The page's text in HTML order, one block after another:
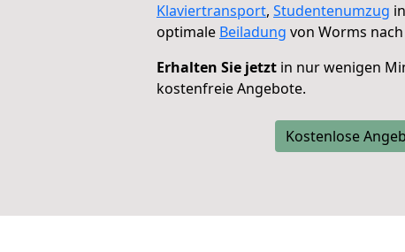
Klaviertransport, Studentenumzug
optimale Beiladung von Worms
Erhalten Sie jetzt in nur wenigen
kostenfreie Angebote.
Kostenlose